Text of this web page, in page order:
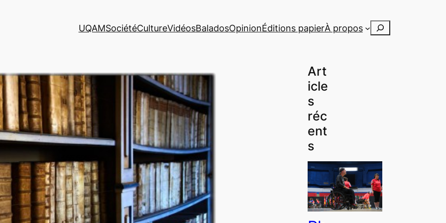
UQAMSociétéCultureVidéosBaladosOpinionÉditions papierÀ propos Rechercher
Art
icle
s
réc
ent
s